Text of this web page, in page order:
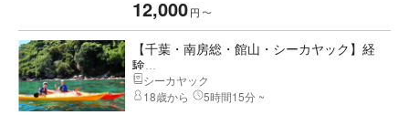
12,000円 〜
【千葉・南房総・館山・シーカヤック】経
験...
シーカヤック
18歳から
5時間15分 ~